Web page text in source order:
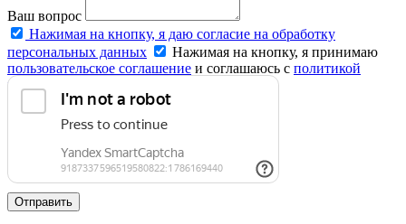
Ваш вопрос
Нажимая на кнопку, я даю согласие на обработку
персональных данных
Нажимая на кнопку, я принимаю
пользовательское соглашение и соглашаюсь с политикой
конфиденциальности
Отправить